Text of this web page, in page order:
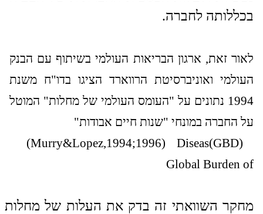
בכללותה לחברה.
לאור זאת, ארגון הבריאות העולמי בשיתוף עם הבנק
העולמי ואוניברסיטת הרווארד הציגו בדו"ח משנת
1994 נתונים על "העומס העולמי של מחלות"
המוטל
על החברה במונחי "שנות חיים אבודות"
Diseas(GBD)
(Murry&Lopez,1994;1996)
Global Burden of
מחקר השוואתי זה בדק את העלות של מחלות